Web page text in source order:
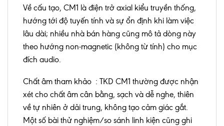
Về cấu tạo, CM1 là điện trở axial kiểu truyền thống,
hướng tới độ tuyến tính và sự ổn định khi làm việc
lâu dài; nhiều nhà bán hàng cũng mô tả dòng này
theo hướng non-magnetic (không từ tính) cho mục
đích audio.
Chất âm tham khảo : TKD CM1 thường được nhận
xét cho chất âm cân bằng, sạch và dễ nghe, thiên
về tự nhiên ở dải trung, không tạo cảm giác gắt.
Một số bài thử nghiệm/so sánh linh kiện cũng ghi